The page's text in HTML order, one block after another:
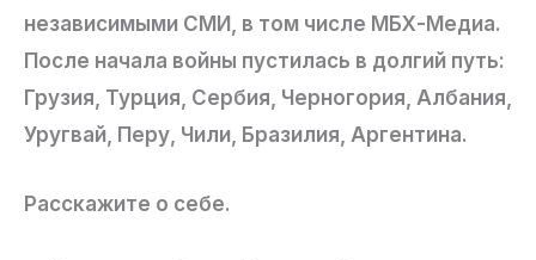
независимыми СМИ, в том числе МБХ-Медиа.
После начала войны пустилась в долгий путь:
Грузия, Турция, Сербия, Черногория, Албания,
Уругвай, Перу, Чили, Бразилия, Аргентина.
Расскажите о себе.